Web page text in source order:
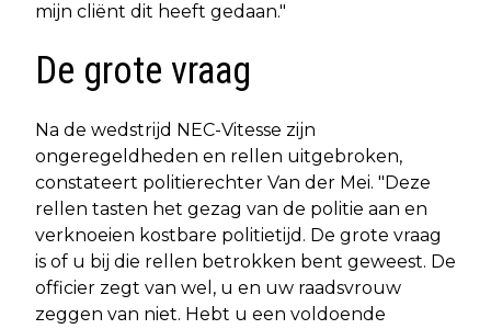
mijn cliënt dit heeft gedaan."
De grote vraag
Na de wedstrijd NEC-Vitesse zijn
ongeregeldheden en rellen uitgebroken,
constateert politierechter Van der Mei. "Deze
rellen tasten het gezag van de politie aan en
verknoeien kostbare politietijd. De grote vraag
is of u bij die rellen betrokken bent geweest. De
officier zegt van wel, u en uw raadsvrouw
zeggen van niet. Hebt u een voldoende